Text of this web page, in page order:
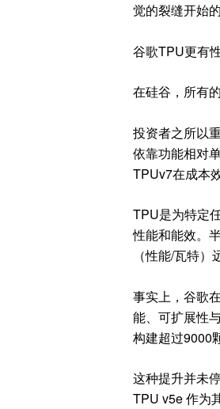
觉的裂缝开始的
谷歌TPU更有
在硅谷，所有
投资者之所以
依靠功能相对
TPUv7在成本
TPU是为特定
性能和能效。
（性能/瓦特
事实上，谷歌
能、可扩展性
构建超过9000
这种提升并未
TPU v5e 作为